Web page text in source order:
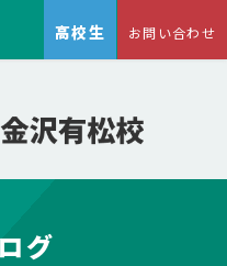
高校生 お問い合わせ
グ